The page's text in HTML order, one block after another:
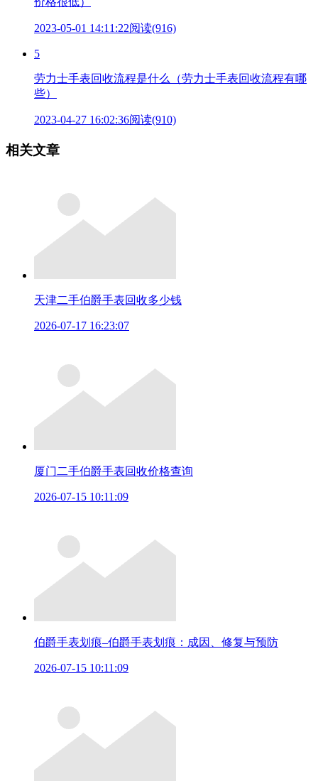
2023-05-01 14:11:22阅读(916)
5
劳力士手表回收流程是什么（劳力士手表回收流程有哪
些）
2023-04-27 16:02:36阅读(910)
相关文章
天津二手伯爵手表回收多少钱
2026-07-17 16:23:07
厦门二手伯爵手表回收价格查询
2026-07-15 10:11:09
伯爵手表划痕–伯爵手表划痕：成因、修复与预防
2026-07-15 10:11:09